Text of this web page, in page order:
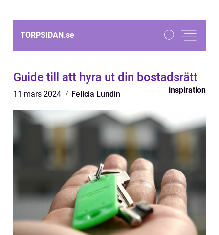
TORPSIDAN.se
Guide till att hyra ut din bostadsrätt
11 mars 2024 Felicia Lundin inspiration